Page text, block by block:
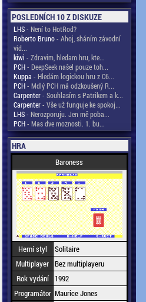
POSLEDNÍCH 10 Z DISKUZE
LHS- Není to HotRod?
Roberto Bruno- Ahoj, sháním závodní
vid...
kiwi - Zdravim, hledam hru, kte...
PCH- DeepSeek našel pouze toh...
Kuppa - Hledám logickou hru z C6...
PCH- Mdlý PCH má odzkoušený R...
Carpenter- Souhlasím s Patrikem a k...
Carpenter- Vše už funguje ke spokoj...
LHS- Nerozporuju. Jen mě poba...
PCH- Mas dve moznosti. 1. bu...
HRA
Baroness
Herní styl
Solitaire
Multiplayer Bez multiplayeru
Rok vydání
1992
Programátor Maurice Jones